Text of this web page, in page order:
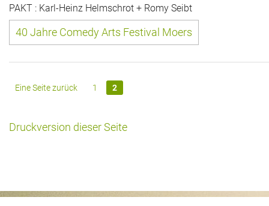
PAKT : Karl-Heinz Helmschrot + Romy Seibt
40 Jahre Comedy Arts Festival Moers
Eine Seite zurück 1 2
Druckversion dieser Seite